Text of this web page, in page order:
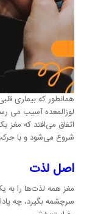
همانطور که بیماری
لوزالمعده آسیب می
اتفاق می‌افتد که مغز
شروع می‌شود و با
اصل لذت
مغز همه لذت‌ها را به
سرچشمه بگیرد، چه